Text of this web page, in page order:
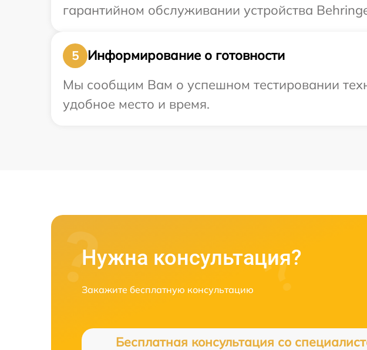
гарантийном обслуживании устройства
5
Информирование о готовности
Мы сообщим Вам о успешном тестировании
удобное место и время.
Нужна консультация?
Закажите бесплатную консультацию
Бесплатная консультация со